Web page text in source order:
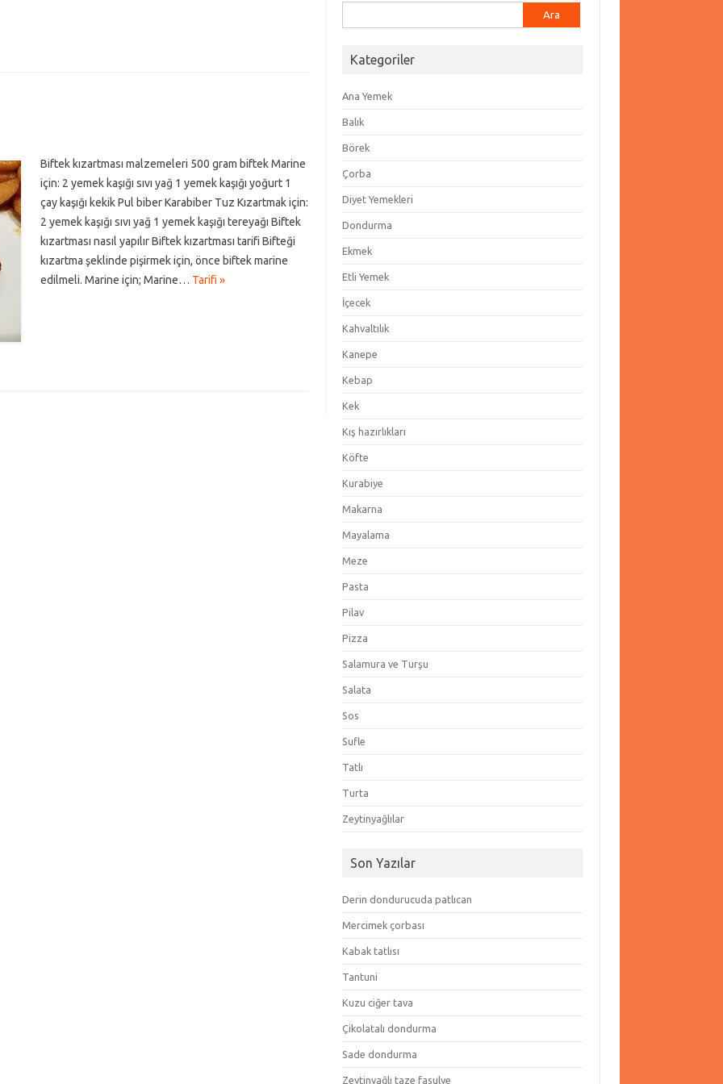
Biftek kızartması malzemeleri 500 gram biftek Marine
için: 2 yemek kaşığı sıvı yağ 1 yemek kaşığı yoğurt 1
çay kaşığı kekik Pul biber Karabiber Tuz Kızartmak için:
2 yemek kaşığı sıvı yağ 1 yemek kaşığı tereyağı Biftek
kızartması nasıl yapılır Biftek kızartması tarifi Bifteği
kızartma şeklinde pişirmek için, önce biftek marine
edilmeli. Marine için; Marine… Tarifi »
Kategoriler
Ana Yemek
Balık
Börek
Çorba
Diyet Yemekleri
Dondurma
Ekmek
Etli Yemek
İçecek
Kahvaltılık
Kanepe
Kebap
Kek
Kış hazırlıkları
Köfte
Kurabiye
Makarna
Mayalama
Meze
Pasta
Pilav
Pizza
Salamura ve Turşu
Salata
Sos
Sufle
Tatlı
Turta
Zeytinyağlılar
Son Yazılar
Derin dondurucuda patlıcan
Mercimek çorbası
Kabak tatlısı
Tantuni
Kuzu ciğer tava
Çikolatalı dondurma
Sade dondurma
Zeytinyağlı taze fasulye